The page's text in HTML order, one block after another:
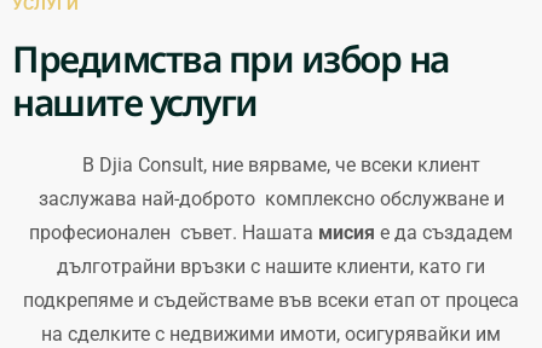
Предимства при избор на
нашите услуги
В Djia Consult, ние вярваме, че всеки клиент
заслужава най-доброто комплексно обслужване и
професионален съвет. Нашата мисия е да създадем
дълготрайни връзки с нашите клиенти, като ги
подкрепяме и съдействаме във всеки етап от процеса
на сделките с недвижими имоти, осигурявайки им